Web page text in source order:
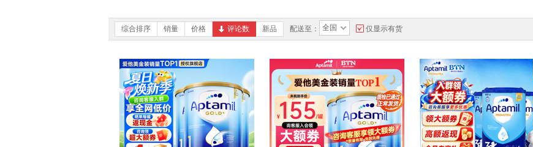
综合排序 销量 价格 评论数 新品 配送至： 全国 仅显示有货